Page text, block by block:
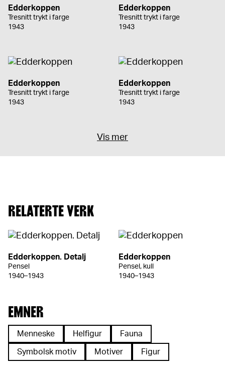
Edderkoppen
Tresnitt trykt i farge
1943
Edderkoppen
Tresnitt trykt i farge
1943
Edderkoppen
Tresnitt trykt i farge
1943
Edderkoppen
Tresnitt trykt i farge
1943
Vis mer
RELATERTE VERK
Edderkoppen. Detalj
Pensel
1940–1943
Edderkoppen
Pensel, kull
1940–1943
EMNER
Menneske Helfigur Fauna
Symbolsk motiv Motiver Figur